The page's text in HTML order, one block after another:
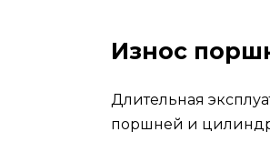
Износ
Длительная
поршней и